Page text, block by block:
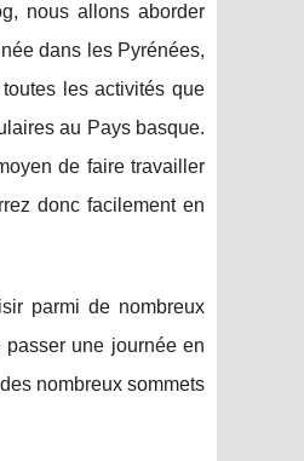
nous allons aborder
dans les Pyrénées,
les activités que
au Pays basque.
de faire travailler
donc facilement en
parmi de nombreux
une journée en
nombreux sommets